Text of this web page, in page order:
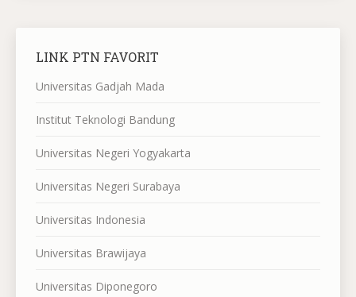
LINK PTN FAVORIT
Universitas Gadjah Mada
Institut Teknologi Bandung
Universitas Negeri Yogyakarta
Universitas Negeri Surabaya
Universitas Indonesia
Universitas Brawijaya
Universitas Diponegoro